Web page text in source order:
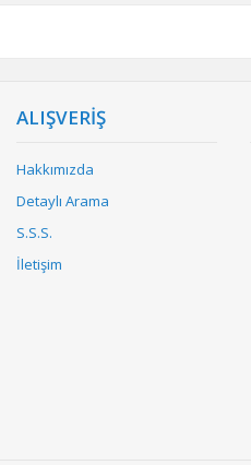
ALIŞVERİŞ
Hakkımızda
Detaylı Arama
S.S.S.
İletişim